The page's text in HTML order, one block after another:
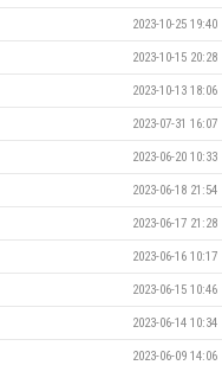
2023-10-25 19:40
2023-10-15 20:28
2023-10-13 18:06
2023-07-31 16:07
2023-06-20 10:33
2023-06-18 21:54
2023-06-17 21:28
2023-06-16 10:17
2023-06-15 10:46
2023-06-14 10:34
2023-06-09 14:06